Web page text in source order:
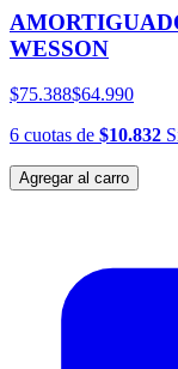
WESSON
$75.388$64.990
6 cuotas de $10.832
Agregar al carro